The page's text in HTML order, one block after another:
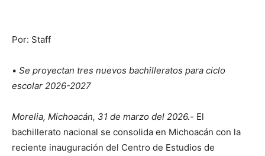
Por: Staff
• Se proyectan tres nuevos bachilleratos para ciclo
escolar 2026-2027
Morelia, Michoacán, 31 de marzo del 2026.- El
bachillerato nacional se consolida en Michoacán con la
reciente inauguración del Centro de Estudios de